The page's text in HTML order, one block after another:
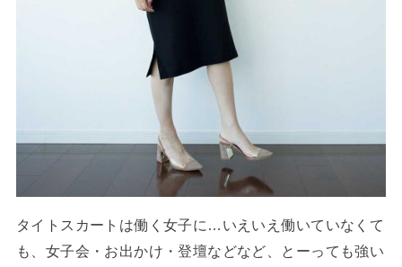
タイトスカートは働く女子に…いえいえ働いていなくて
も、女子会・お出かけ・登壇などなど、とーっても強い